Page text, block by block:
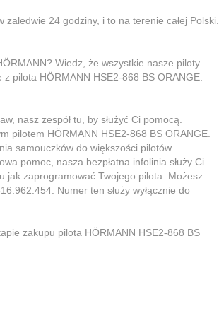
24 godziny, i to na terenie całej Polski.
Wiedz, że wszystkie nasze piloty
pilota HÖRMANN HSE2-868 BS ORANGE.
nasz zespół tu, by służyć Ci pomocą.
pilotem HÖRMANN HSE2-868 BS ORANGE.
samouczków do większości pilotów
pomoc, nasza bezpłatna infolinia służy Ci
jak zaprogramować Twojego pilota. Możesz
Numer ten służy wyłącznie do
zakupu pilota HÖRMANN HSE2-868 BS